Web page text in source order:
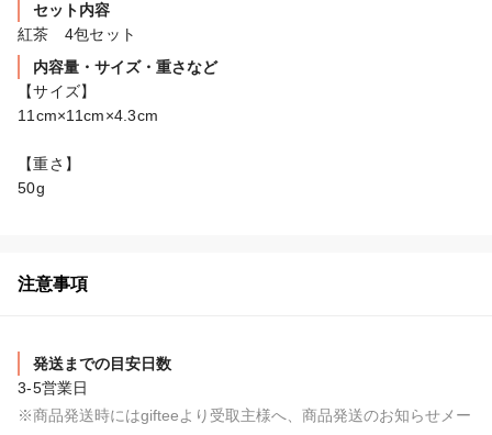
セット内容
紅茶　4包セット
内容量・サイズ・重さなど
【サイズ】
11cm×11cm×4.3cm
【重さ】
50g
注意事項
発送までの目安日数
3-5営業日
※商品発送時にはgifteeより受取主様へ、商品発送のお知らせメー